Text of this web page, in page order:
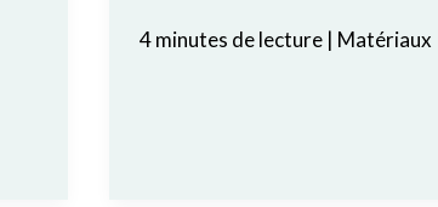
4 minutes de lecture | Matériaux